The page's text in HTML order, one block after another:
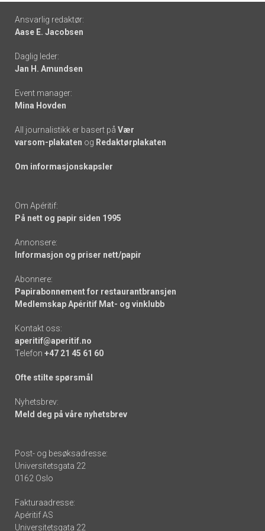
Footer
-
links
Ansvarlig redaktør:
Aase E. Jacobsen
Daglig leder:
Jan H. Amundsen
Event manager:
Mina Hovden
All journalistikk er basert på Vær
varsom-plakaten og Redaktørplakaten
Om informasjonskapsler
Om Apéritif:
På nett og papir siden 1995
Annonsere:
Informasjon og priser nett/papir
Abonnere:
Papirabonnement for restaurantbransjen
Medlemskap Apéritif Mat- og vinklubb
Kontakt oss:
aperitif@aperitif.no
Telefon +47 21 45 61 60
Ofte stilte spørsmål
Nyhetsbrev:
Meld deg på våre nyhetsbrev
Post- og besøksadresse:
Universitetsgata 22
0162 Oslo
Fakturaadresse:
Apéritif AS
Universitetsgata 22